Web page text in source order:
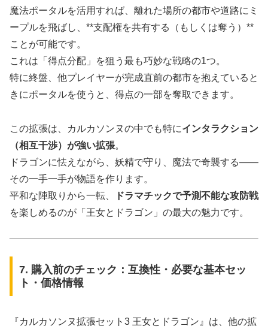
魔法ポータルを活用すれば、離れた場所の都市や道路にミ
ープルを飛ばし、**支配権を共有する（もしくは奪う）**
ことが可能です。
これは「得点分配」を狙う最も巧妙な戦略の1つ。
特に終盤、他プレイヤーが完成直前の都市を抱えていると
きにポータルを使うと、得点の一部を奪取できます。
この拡張は、カルカソンヌの中でも特にインタラクション
（相互干渉）が強い拡張。
ドラゴンに怯えながら、妖精で守り、魔法で奇襲する――
その一手一手が物語を作ります。
平和な陣取りから一転、
ドラマチックで予測不能な攻防戦
を楽しめるのが「王女とドラゴン」の最大の魅力です。
7. 購入前のチェック：互換性・必要な基本セッ
ト・価格情報
『カルカソンヌ拡張セット3 王女とドラゴン』は、他の拡